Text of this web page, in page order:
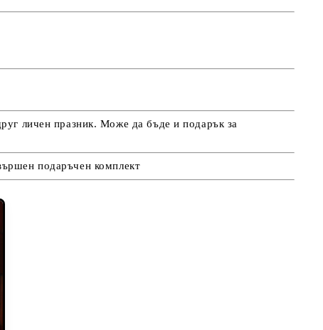
личен празник. Може да бъде и подарък за
подаръчен комплект